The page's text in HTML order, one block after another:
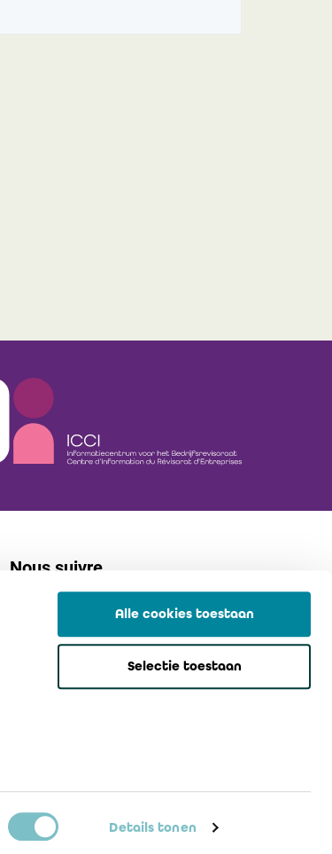
Details tonen
Alle cookies toestaan
Selectie toestaan
Nous suivre
flickr
Politique de confidentialité Cookies